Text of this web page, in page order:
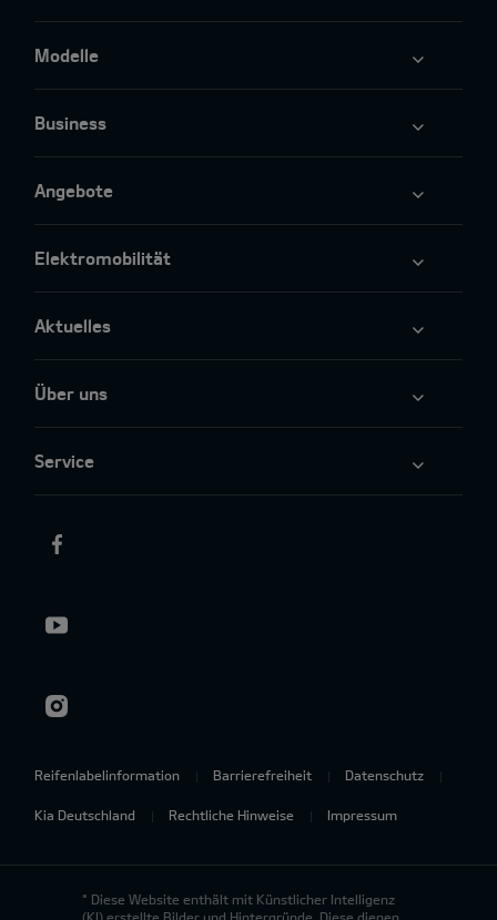
Modelle
Business
Angebote
Elektromobilität
Aktuelles
Über uns
Service
Reifenlabelinformation Barrierefreiheit Datenschutz
Kia Deutschland Rechtliche Hinweise Impressum
* Diese Website enthält mit Künstlicher Intelligenz
(KI) erstellte Bilder und Hintergründe. Diese dienen